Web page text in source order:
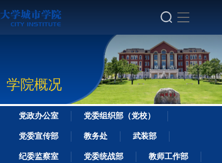
学院概况
党政办公室 党委组织部（党校）
党委宣传部 教务处 武装部
纪委监察室 党委统战部 教师工作部